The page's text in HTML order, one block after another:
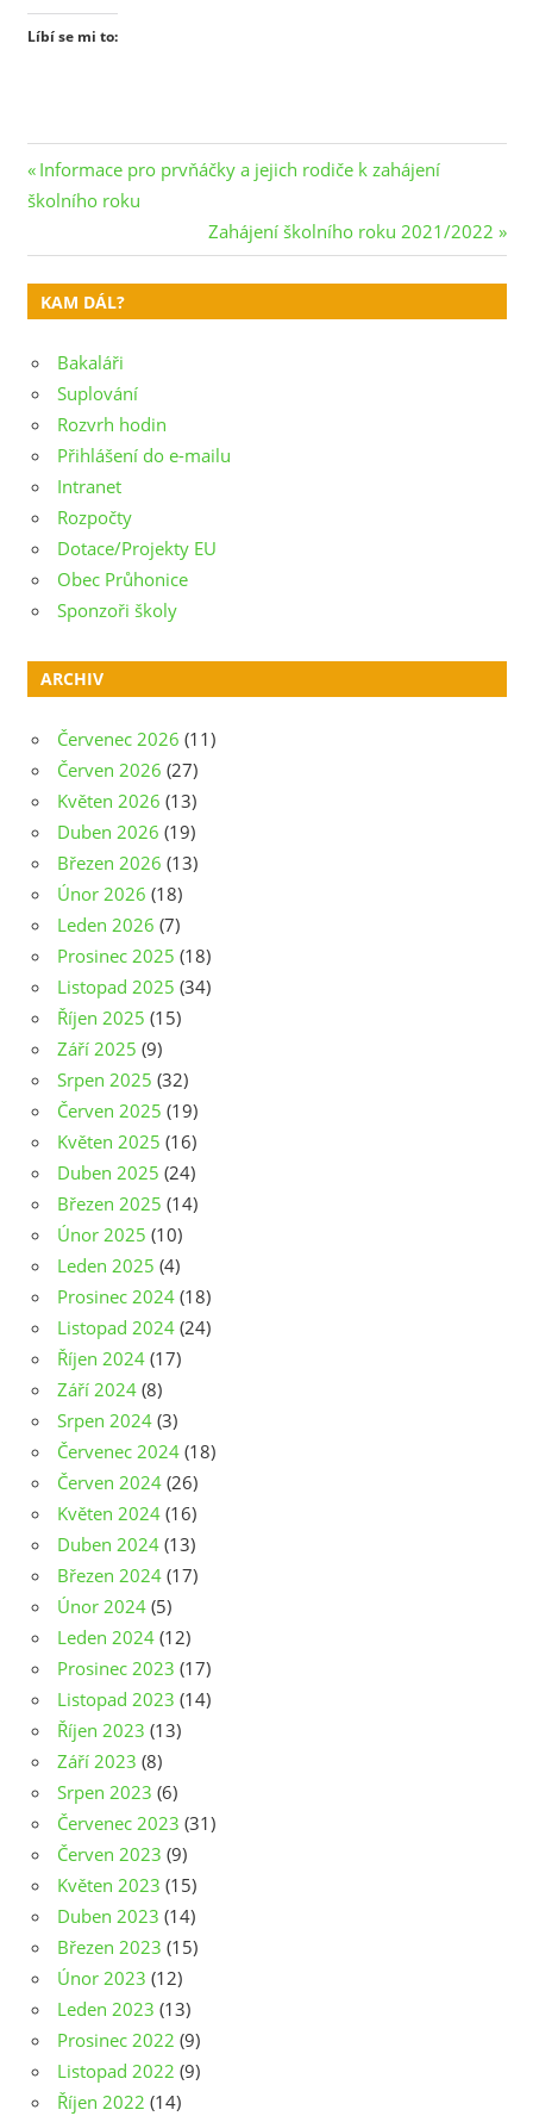
Líbí se mi to:
Navigace
pro
příspěvek
Previous
Post:
Informace pro prvňáčky a jejich rodiče k zahájení
školního roku
Next
Post:
Zahájení školního roku 2021/2022
KAM DÁL?
Bakaláři
Suplování
Rozvrh hodin
Přihlášení do e-mailu
Intranet
Rozpočty
Dotace/Projekty EU
Obec Průhonice
Sponzoři školy
ARCHIV
Červenec 2026 (11)
Červen 2026 (27)
Květen 2026 (13)
Duben 2026 (19)
Březen 2026 (13)
Únor 2026 (18)
Leden 2026 (7)
Prosinec 2025 (18)
Listopad 2025 (34)
Říjen 2025 (15)
Září 2025 (9)
Srpen 2025 (32)
Červen 2025 (19)
Květen 2025 (16)
Duben 2025 (24)
Březen 2025 (14)
Únor 2025 (10)
Leden 2025 (4)
Prosinec 2024 (18)
Listopad 2024 (24)
Říjen 2024 (17)
Září 2024 (8)
Srpen 2024 (3)
Červenec 2024 (18)
Červen 2024 (26)
Květen 2024 (16)
Duben 2024 (13)
Březen 2024 (17)
Únor 2024 (5)
Leden 2024 (12)
Prosinec 2023 (17)
Listopad 2023 (14)
Říjen 2023 (13)
Září 2023 (8)
Srpen 2023 (6)
Červenec 2023 (31)
Červen 2023 (9)
Květen 2023 (15)
Duben 2023 (14)
Březen 2023 (15)
Únor 2023 (12)
Leden 2023 (13)
Prosinec 2022 (9)
Listopad 2022 (9)
Říjen 2022 (14)